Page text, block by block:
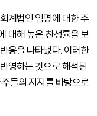
계법인 임명에 대한 주
대해 높은 찬성률을 보
응을 나타냈다. 이러한
영하는 것으로 해석된
들의 지지를 바탕으로